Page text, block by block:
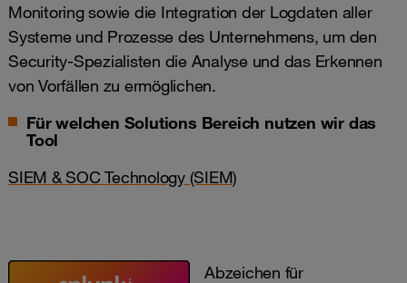
Monitoring sowie die Integration der Logdaten aller
Systeme und Prozesse des Unternehmens, um den
Security-Spezialisten die Analyse und das Erkennen
von Vorfällen zu ermöglichen.
Für welchen Solutions Bereich nutzen wir das
Tool
SIEM & SOC Technology (SIEM)
Abzeichen für